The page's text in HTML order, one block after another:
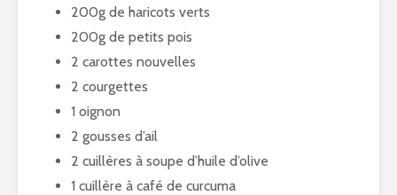
200g de haricots verts
200g de petits pois
2 carottes nouvelles
2 courgettes
1 oignon
2 gousses d’ail
2 cuillères à soupe d’huile d’olive
1 cuillère à café de curcuma